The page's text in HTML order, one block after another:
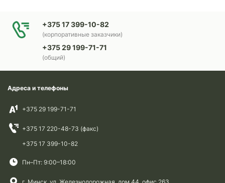
+375 17 399-10-82
(корпоративные заказчики)
+375 29 199-71-71
(общий)
Адреса и телефоны
+375 29 199-71-71
+375 17 220-48-73 (факс)
+375 17 399-10-82
Пн–Пт: 9:00–18:00